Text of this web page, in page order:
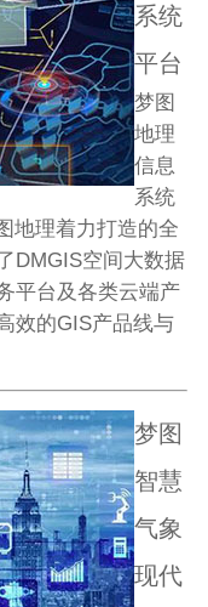
系统
平台
梦图
地理
信息
系统
地理着力打造的全
DMGIS空间大数据
平台及各类云端产
效的GIS产品线与
梦图
智慧
气象
现代